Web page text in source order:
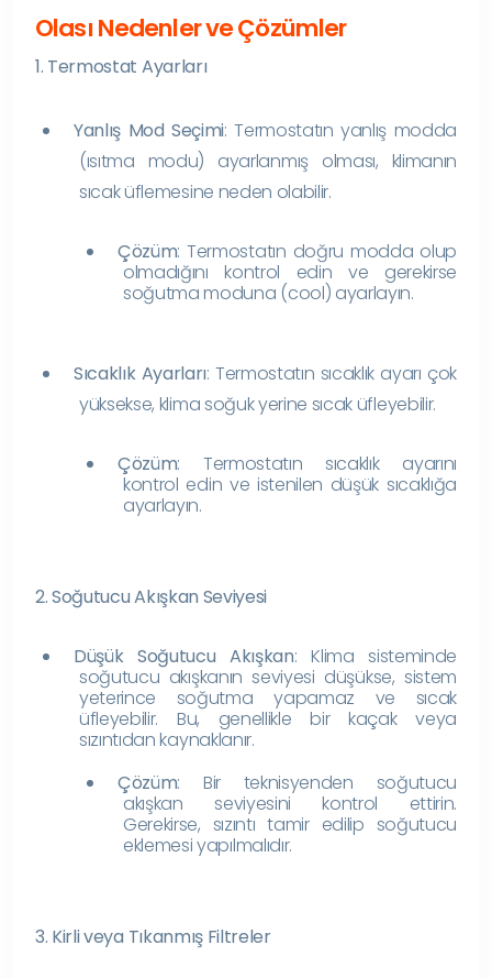
Olası Nedenler ve Çözümler
1. Termostat Ayarları
Yanlış Mod Seçimi: Termostatın yanlış modda
(ısıtma modu) ayarlanmış olması, klimanın
sıcak üflemesine neden olabilir.
Çözüm: Termostatın doğru modda olup
olmadığını kontrol edin ve gerekirse
soğutma moduna (cool) ayarlayın.
Sıcaklık Ayarları: Termostatın sıcaklık ayarı çok
yüksekse, klima soğuk yerine sıcak üfleyebilir.
Çözüm: Termostatın sıcaklık ayarını
kontrol edin ve istenilen düşük sıcaklığa
ayarlayın.
2. Soğutucu Akışkan Seviyesi
Düşük Soğutucu Akışkan: Klima sisteminde
soğutucu akışkanın seviyesi düşükse, sistem
yeterince soğutma yapamaz ve sıcak
üfleyebilir. Bu, genellikle bir kaçak veya
sızıntıdan kaynaklanır.
Çözüm: Bir teknisyenden soğutucu
akışkan seviyesini kontrol ettirin.
Gerekirse, sızıntı tamir edilip soğutucu
eklemesi yapılmalıdır.
3. Kirli veya Tıkanmış Filtreler